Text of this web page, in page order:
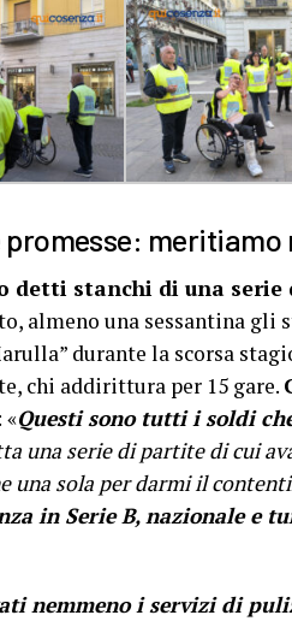
detti stanchi di una serie
almeno una sessantina gli
durante la scorsa
chi addirittura per 15 gare.
: «Questi sono tutti i soldi
una serie di partite di cui
una sola per darmi il
in Serie B, nazionale e
nemmeno i servizi di